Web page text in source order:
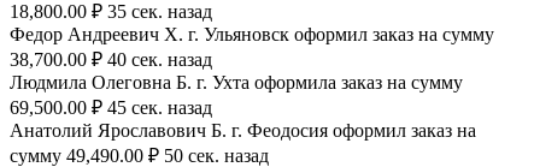
18,800.00 ₽ 35 сек. назад
Федор Андреевич Х. г. Ульяновск оформил заказ на сумму
38,700.00 ₽ 40 сек. назад
Людмила Олеговна Б. г. Ухта оформила заказ на сумму
69,500.00 ₽ 45 сек. назад
Анатолий Ярославович Б. г. Феодосия оформил заказ на
сумму 49,490.00 ₽ 50 сек. назад